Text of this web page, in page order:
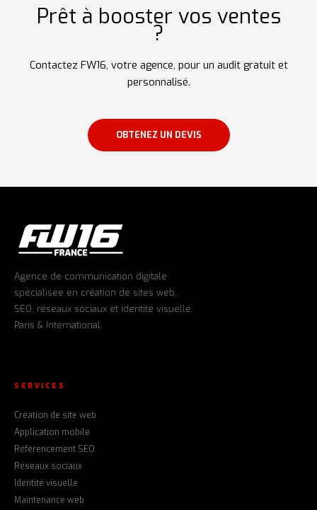
Prêt à booster vos ventes
?
Contactez FW16, votre agence, pour un audit gratuit et
personnalisé.
OBTENEZ UN DEVIS
Agence de communication digitale
spécialisée en création de sites web,
SEO, réseaux sociaux et identité visuelle.
Paris & International.
SERVICES
Création de site web
Application mobile
Référencement SEO
Réseaux sociaux
Identité visuelle
Maintenance web